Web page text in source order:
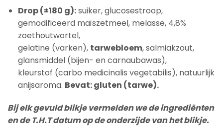
Drop (±180 g):suiker, glucosestroop,
gemodificeerd maïszetmeel, melasse, 4,8%
zoethoutwortel,
gelatine (varken), tarwebloem, salmiakzout,
glansmiddel (bijen- en carnaubawas),
kleurstof (carbo medicinalis vegetabilis), natuurlijk
anijsaroma. Bevat: gluten (tarwe).
Bij elk gevuld blikje vermelden we de ingrediënten
en de T.H.T datum op de onderzijde van het blikje.